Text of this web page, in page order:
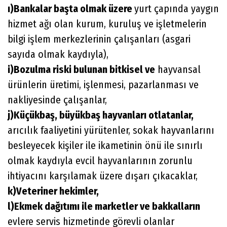
ı)Bankalar başta olmak üzereyurt çapında yaygın
hizmet ağı olan kurum, kuruluş ve işletmelerin
bilgi işlem merkezlerinin çalışanları (asgari
sayıda olmak kaydıyla),
i)Bozulma riski bulunan bitkisel ve hayvansal
ürünlerin üretimi, işlenmesi, pazarlanması ve
nakliyesinde çalışanlar,
j)Küçükbaş, büyükbaş hayvanları otlatanlar,
arıcılık faaliyetini yürütenler, sokak hayvanlarını
besleyecek kişiler ile ikametinin önü ile sınırlı
olmak kaydıyla evcil hayvanlarının zorunlu
ihtiyacını karşılamak üzere dışarı çıkacaklar,
k)Veteriner hekimler,
l)Ekmek dağıtımı ile marketler ve bakkalların
evlere servis hizmetinde görevli olanlar